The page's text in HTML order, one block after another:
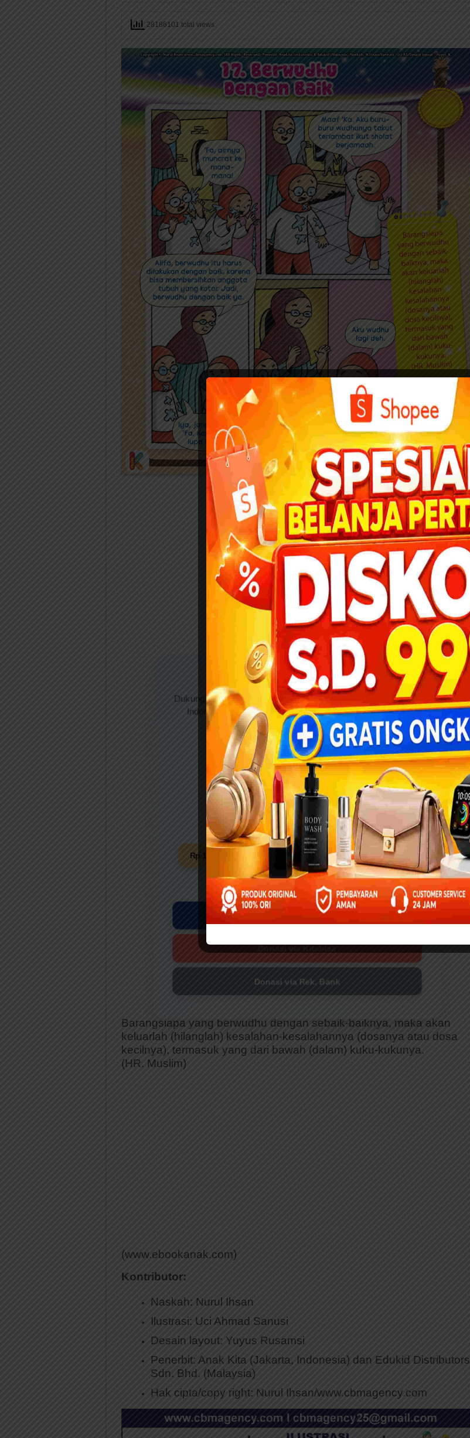
28186101 total views
Gerakan Indonesia Pintar
Dukung Gerakan Indonesia Pintar untuk membantu jutaan anak
Indonesia mendapatkan akses bacaan gratis berkualitas.
Sekali Bulanan
Rp 10.000 Rp 50.000 Rp 100.000
Donasi via PayPal
Donasi via Kitabisa
Donasi via Rek. Bank
Barangsiapa yang berwudhu dengan sebaik-baiknya, maka akan
keluarlah (hilanglah) kesalahan-kesalahannya (dosanya atau dosa
kecilnya), termasuk yang dari bawah (dalam) kuku-kukunya.
(HR. Muslim)
(www.ebookanak.com)
Kontributor:
Naskah: Nurul Ihsan
Ilustrasi: Uci Ahmad Sanusi
Desain layout: Yuyus Rusamsi
Penerbit: Anak Kita (Jakarta, Indonesia) dan Edukid Distributors
Sdn. Bhd. (Malaysia)
Hak cipta/copy right: Nurul Ihsan/www.cbmagency.com